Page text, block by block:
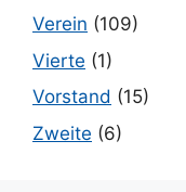
Verein (109)
Vierte (1)
Vorstand (15)
Zweite (6)